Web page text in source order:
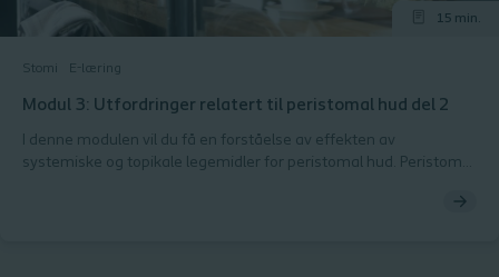
Stomi E-læring
15 min.
Modul 3: Utfordringer relatert til peristomal hud del 2
I denne modulen vil du få en forståelse av effekten av
systemiske og topikale legemidler for peristomal hud. Peristomal